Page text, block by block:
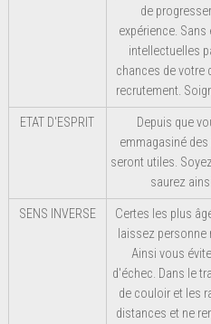
de
expérience.
intellectuelles
chances de votre
recrutement.
ETAT D'ESPRIT
Depuis que
emmagasiné
seront utiles.
saurez
SENS INVERSE
Certes les plus
laissez
Ainsi vous
d'échec. Dans le
de couloir et les
distances et ne